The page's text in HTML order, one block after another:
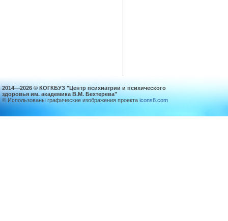
2014—2026 © КОГКБУЗ "Центр психиатрии и психического
здоровья им. академика В.М. Бехтерева"
© Использованы графические изображения проекта icons8.com